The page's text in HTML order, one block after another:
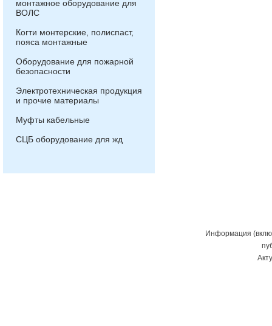
монтажное оборудование для
ВОЛС
Когти монтерские, полиспаст,
пояса монтажные
Оборудование для пожарной
безопасности
Электротехническая продукция
и прочие материалы
Муфты кабельные
СЦБ оборудование для жд
Информация